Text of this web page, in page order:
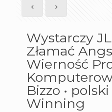
Wystarczy
Złamać
Wierność
Bizzo •
Winning